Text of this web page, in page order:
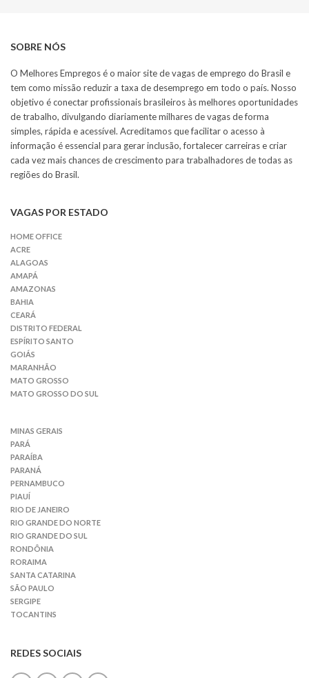
SOBRE NÓS
O Melhores Empregos é o maior site de vagas de emprego do Brasil e
tem como missão reduzir a taxa de desemprego em todo o país. Nosso
objetivo é conectar profissionais brasileiros às melhores oportunidades
de trabalho, divulgando diariamente milhares de vagas de forma
simples, rápida e acessível. Acreditamos que facilitar o acesso à
informação é essencial para gerar inclusão, fortalecer carreiras e criar
cada vez mais chances de crescimento para trabalhadores de todas as
regiões do Brasil.
VAGAS POR ESTADO
HOME OFFICE
ACRE
ALAGOAS
AMAPÁ
AMAZONAS
BAHIA
CEARÁ
DISTRITO FEDERAL
ESPÍRITO SANTO
GOIÁS
MARANHÃO
MATO GROSSO
MATO GROSSO DO SUL
MINAS GERAIS
PARÁ
PARAÍBA
PARANÁ
PERNAMBUCO
PIAUÍ
RIO DE JANEIRO
RIO GRANDE DO NORTE
RIO GRANDE DO SUL
RONDÔNIA
RORAIMA
SANTA CATARINA
SÃO PAULO
SERGIPE
TOCANTINS
REDES SOCIAIS